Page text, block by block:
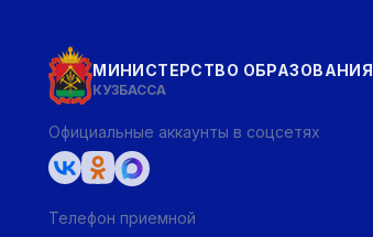
МИНИСТЕРСТВО ОБРАЗОВАНИЯ
КУЗБАССА
Официальные аккаунты в соцсетях
Телефон приемной